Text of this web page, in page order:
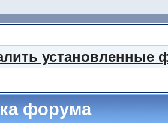
установленные
форума